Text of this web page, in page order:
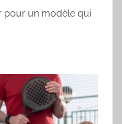
pour un modèle qui